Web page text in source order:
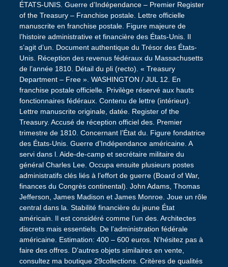
ÉTATS-UNIS. Guerre d’Indépendance – Premier Register
of the Treasury – Franchise postale. Lettre officielle
manuscrite en franchise postale. Figure majeure de
l’histoire administrative et financière des États-Unis. Il
s’agit d’un. Document authentique du Trésor des États-
Unis. Réception des revenus fédéraux du Massachusetts
de l’année 1810. Détail du pli (recto). « Treasury
Department – Free ». WASHINGTON / JUL 12. En
franchise postale officielle. Privilège réservé aux hauts
fonctionnaires fédéraux. Contenu de lettre (intérieur).
Lettre manuscrite originale, datée. Register of the
Treasury. Accusé de réception officiel des. Premier
trimestre de 1810. Concernant l’État du. Figure fondatrice
des États-Unis. Guerre d’Indépendance américaine. A
servi dans l. Aide-de-camp et secrétaire militaire du
général Charles Lee. Occupa ensuite plusieurs postes
administratifs clés liés à l’effort de guerre (Board of War,
finances du Congrès continental). John Adams, Thomas
Jefferson, James Madison et James Monroe. Joue un rôle
central dans la. Stabilité financière du jeune État
américain. Il est considéré comme l’un des. Architectes
discrets mais essentiels. De l’administration fédérale
américaine. Estimation: 400 – 600 euros. N’hésitez pas à
faire des offres. D’autres objets similaires en vente,
consultez ma boutique 29collections. Critères de qualités